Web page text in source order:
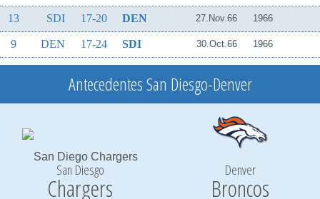
13 SDI 17-20 DEN 27.Nov.66 1966
9 DEN 17-24 SDI 30.Oct.66 1966
Antecedentes San Diesgo-Denver
San Diesgo Denver
Chargers Broncos